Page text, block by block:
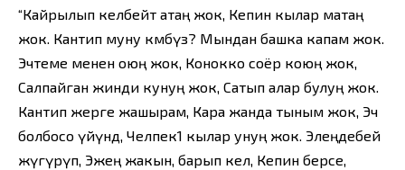
“Кайрылып келбейт атаң жок, Кепин кылар матаң
жок. Кантип муну көмөбүз? Мындан башка капам жок.
Эчтеме менен оюң жок, Конокко соёр коюң жок,
Салпайган жинди кунуң жок, Сатып алар булуң жок.
Кантип жерге жашырам, Кара жанда тыным жок, Эч
болбосо үйүндө, Челпек1 кылар унуң жок. Элеңдебей
жүгүрүп, Эжең жакын, барып кел, Кепин берсе,